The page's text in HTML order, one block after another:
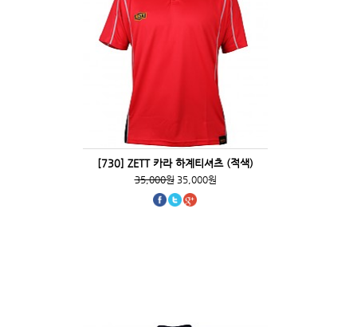
[730] ZETT 카라 하계티셔츠 (적색)
35,000원35,000원